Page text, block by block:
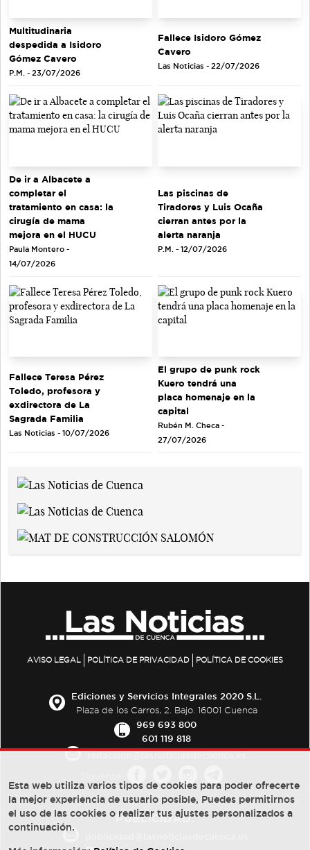
Multitudinaria
despedida a Isidoro
Gómez Cavero
P.M. - 23/07/2026
Fallece Isidoro Gómez
Cavero
Las Noticias - 22/07/2026
De ir a Albacete a
completar el
tratamiento en casa: la
cirugía de mama
mejora en el HUCU
Paula Montero -
14/07/2026
Las piscinas de
Tiradores y Luis Ocaña
cierran antes por la
alerta naranja
P.M. - 12/07/2026
Fallece Teresa Pérez
Toledo, profesora y
exdirectora de La
Sagrada Familia
Las Noticias - 10/07/2026
El grupo de punk rock
Kuero tendrá una
placa homenaje en la
capital
Rubén M. Checa -
27/07/2026
AVISO LEGAL POLÍTICA DE PRIVACIDAD POLÍTICA DE COOKIES
Ediciones y Servicios Integrales 2020 S.L.
Plaza de los Carros, 2. Bajo. 16001 Cuenca
969 693 800
601 119 818
PUBLICIDAD:
Esta web utiliza varios tipos de cookies para poder ofrecerte
la mejor experiencia de usuario posible, Puedes permitirnos
el uso de las cookies o realizar tus ajustes personalizados a
continuación.